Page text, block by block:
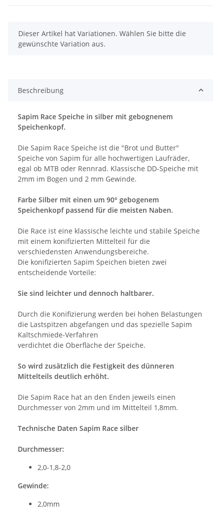
x
Dieser Artikel hat Variationen. Wählen Sie bitte die
gewünschte Variation aus.
Beschreibung
Sapim Race Speiche in silber mit gebognenem
Speichenkopf.
Die Sapim Race Speiche ist die "Brot und Butter"
Speiche von Sapim für alle hochwertigen Laufräder,
egal ob MTB oder Rennrad. Klassische DD-Speiche mit
2mm im Bogen und 2 mm Gewinde.
Farbe Silber mit einen um 90° gebogenem
Speichenkopf passend für die meisten Naben.
Die Race ist eine klassische leichte und stabile Speiche
mit einem konifizierten Mittelteil für die
verschiedensten Anwendungsbereiche.
Die konifizierten Sapim Speichen bieten zwei
entscheidende Vorteile:
Sie sind leichter und dennoch haltbarer.
Durch die Konifizierung werden bei hohen Belastungen
die Lastspitzen abgefangen und das spezielle Sapim
Kaltschmiede-Verfahren
verdichtet die Oberfläche der Speiche.
So wird zusätzlich die Festigkeit des dünneren
Mittelteils deutlich erhöht.
Die Sapim Race hat an den Enden jeweils einen
Durchmesser von 2mm und im Mittelteil 1,8mm.
Technische Daten Sapim Race silber
Durchmesser:
2,0-1,8-2,0
Gewinde:
2,0mm